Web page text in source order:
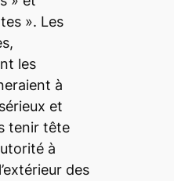
». Les
les
à
et
tenir tête
à
des